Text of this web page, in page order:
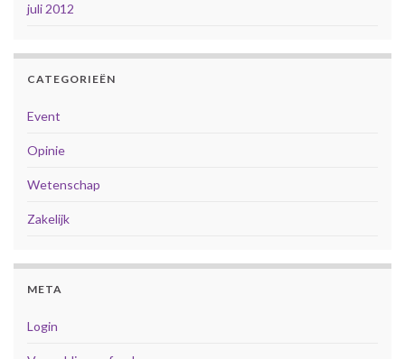
juli 2012
CATEGORIEËN
Event
Opinie
Wetenschap
Zakelijk
META
Login